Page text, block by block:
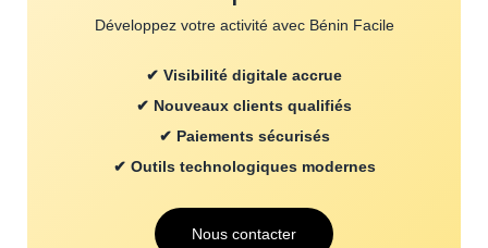
Développez votre activité avec Bénin Facile
✔ Visibilité digitale accrue
✔ Nouveaux clients qualifiés
✔ Paiements sécurisés
✔ Outils technologiques modernes
Nous contacter